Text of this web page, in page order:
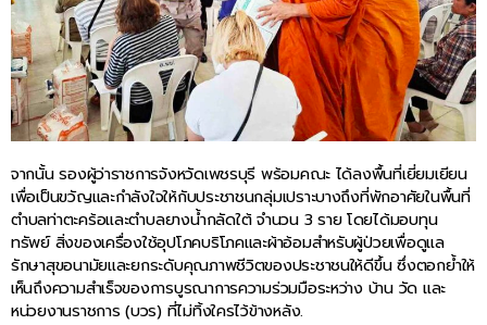
จากนั้น รองผู้ว่าราชการจังหวัดเพชรบุรี พร้อมคณะ ได้ลงพื้นที่เยี่ยมเยียน
เพื่อเป็นขวัญและกำลังใจให้กับประชาชนกลุ่มเปราะบางถึงที่พักอาศัยในพื้นที่
ตำบลท่าตะคร้อและตำบลยางน้ำกลัดใต้ จำนวน 3 ราย โดยได้มอบทุน
ทรัพย์ สิ่งของเครื่องใช้อุปโภคบริโภคและผ้าอ้อมสำหรับผู้ป่วยเพื่อดูแล
รักษาสุขอนามัยและยกระดับคุณภาพชีวิตของประชาชนให้ดีขึ้น ซึ่งตอกย้ำให้
เห็นถึงความสำเร็จของการบูรณาการความร่วมมือระหว่าง บ้าน วัด และ
หน่วยงานราชการ (บวร) ที่ไม่ทิ้งใครไว้ข้างหลัง.